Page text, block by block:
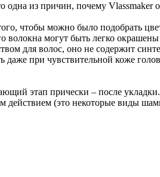
из причин, почему
чтобы можно было подобрать
волокна могут быть легко
для волос, оно не содержит
при чувствительной коже
этап прически – после
действием (это некоторые виды